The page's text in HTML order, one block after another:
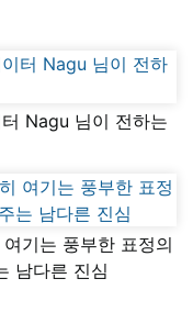
Nagu 님이 전하는
기는 풍부한 표정의
남다른 진심